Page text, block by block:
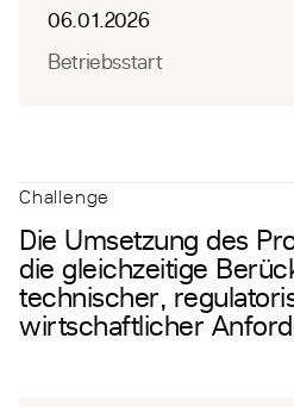
06.01.2026
Betriebsstart
Challenge
Die Umsetzung des
die gleichzeitige
technischer,
wirtschaftlicher